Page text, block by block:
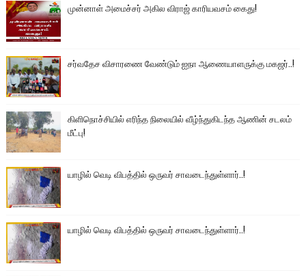
முன்னாள் அமைச்சர் அகில விராஜ் காரியவசம் கைது!
சர்வதேச விசாரணை வேண்டும் ஐநா ஆணையாளருக்கு மகஜர்..!
கிளிநொச்சியில் எரிந்த நிலையில் வீழ்ந்துகிடந்த ஆணின் சடலம்
மீட்பு!
யாழில் வெடி விபத்தில் ஒருவர் சாவடைந்துள்ளார்..!
யாழில் வெடி விபத்தில் ஒருவர் சாவடைந்துள்ளார்..!